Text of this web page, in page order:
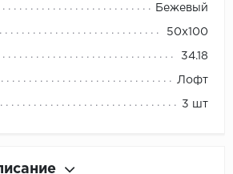
Бежевый
50x100
34.18
Лофт
3 шт